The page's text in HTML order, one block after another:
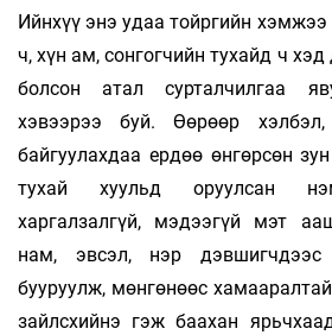
Ийнхүү энэ удаа тойргийн хэмжээ
ч, хүн ам, сонгогчийн тухайд ч
болсон атал сурталчилгаа
хэвээрээ буй. Өөрөөр хэлбэл,
байгуулахдаа ердөө өнгөрсөн
тухай хуульд оруулсан
харгалзалгүй, мэдээгүй мэт
нам, эвсэл, нэр дэвшигчдээс
бууруулж, мөнгөнөөс
зайлсхийнэ гэж баахан